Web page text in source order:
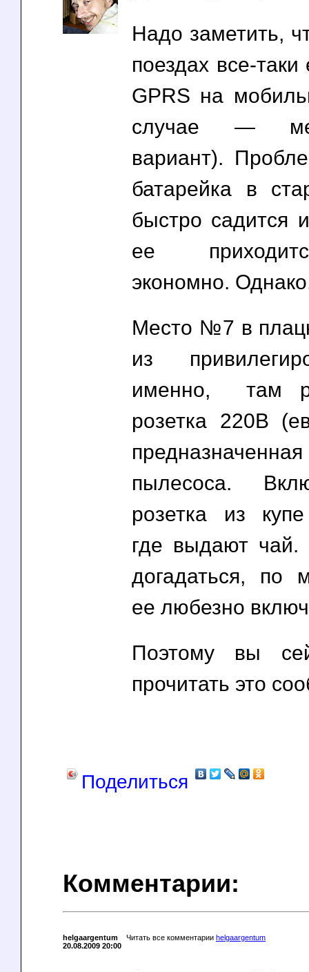
Надо заметить,
поездах все-
GPRS на
случае —
вариант).
батарейка в
быстро садится
ее
экономно.
Место №7 в
из
именно, там
розетка 220В
пылесоса.
розетка из
где выдают чай.
догадаться, по
ее любезно
Поэтому вы
прочитать это
Поделиться
Комментарии:
helgaargentum Читать все комментарии helgaargentum
20.08.2009 20:00